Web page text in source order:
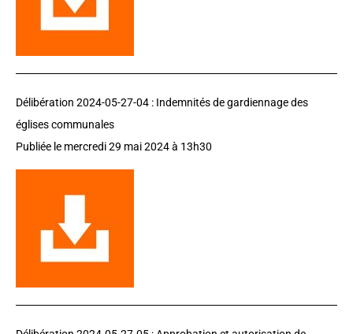
Délibération 2024-05-27-04 : Indemnités de gardiennage des
églises communales
Publiée le mercredi 29 mai 2024 à 13h30